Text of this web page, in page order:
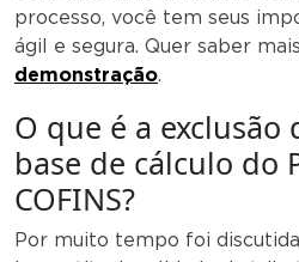
processo, você tem seus
ágil e segura. Quer saber
demonstração.
O que é a exclusão
base de cálculo do
COFINS?
Por muito tempo foi